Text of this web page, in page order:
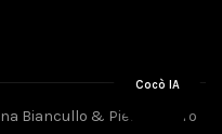
Biancullo & Pietro Piliero
Cocò IA